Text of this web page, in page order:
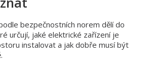
bezpečnostních norem dělí do
určují, jaké elektrické zařízení je
instalovat a jak dobře musí být